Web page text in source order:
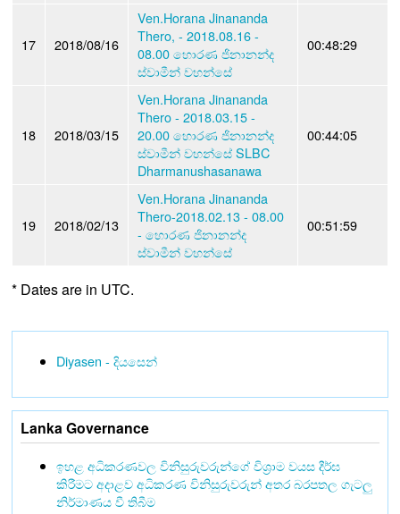
17 2018/08/16
Ven.Horana Jinananda
Thero, - 2018.08.16 -
08.00 හොරණ ජිනානන්ද
ස්වාමීන් වහන්සේ
00:48:29
18 2018/03/15
Ven.Horana Jinananda
Thero - 2018.03.15 -
20.00 හොරණ ජිනානන්ද
ස්වාමීන් වහන්සේ SLBC
Dharmanushasanawa
00:44:05
19 2018/02/13
Ven.Horana Jinananda
Thero-2018.02.13 - 08.00
- හොරණ ජිනානන්ද
ස්වාමීන් වහන්සේ
00:51:59
* Dates are in UTC.
Diyasen - දියසෙන්
Lanka Governance
ඉහළ අධිකරණවල විනිසුරුවරුන්ගේ විශ්‍රාම වයස දීර්ඝ
කිරීමට අදාළව අධිකරණ විනිසුරුවරුන් අතර බරපතල ගැටලු
නිර්මාණය වී තිබීම